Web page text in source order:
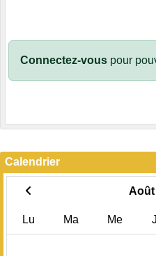
Connectez-vous pour
Calendrier
Août
Lu Ma Me